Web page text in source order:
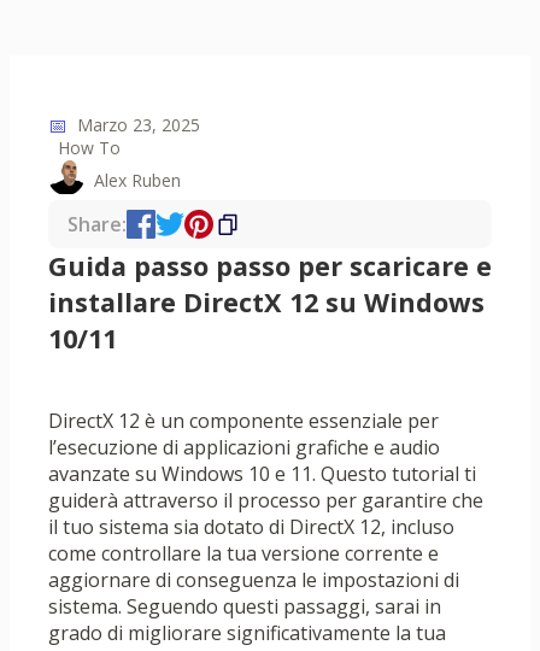
📅 Marzo 23, 2025
How To
Alex Ruben
Share:
Guida passo passo per scaricare e
installare DirectX 12 su Windows
10/11
DirectX 12 è un componente essenziale per
l’esecuzione di applicazioni grafiche e audio
avanzate su Windows 10 e 11. Questo tutorial ti
guiderà attraverso il processo per garantire che
il tuo sistema sia dotato di DirectX 12, incluso
come controllare la tua versione corrente e
aggiornare di conseguenza le impostazioni di
sistema. Seguendo questi passaggi, sarai in
grado di migliorare significativamente la tua